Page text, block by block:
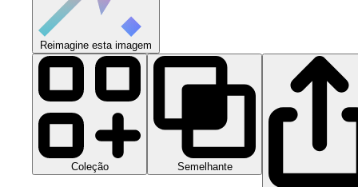
Reimagine esta imagem
Coleção Semelhante